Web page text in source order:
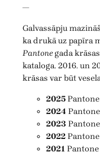
—
Galvassāpju
ka drukā uz papīra
Pantonegada
kataloga. 2016. un
krāsas var būt
2025
2024
2023
2022
2021